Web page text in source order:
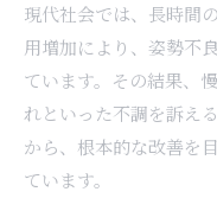
整体健康
慢性症状
整体健康
現代社会では、長時間
用増加により、姿勢不
ています。その結果、
れといった不調を訴え
から、根本的な改善を
ています。